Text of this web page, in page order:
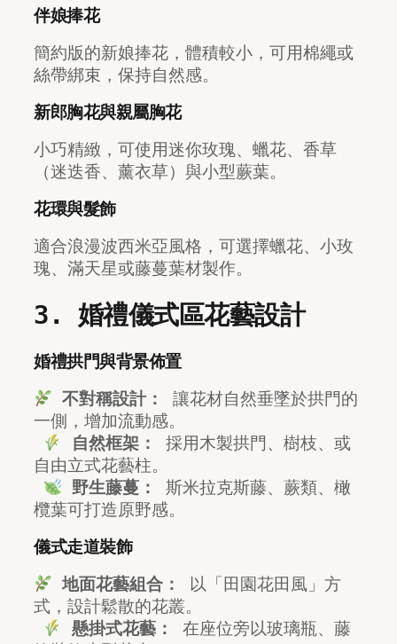
伴娘捧花
簡約版的新娘捧花，體積較小，可用棉繩或
絲帶綁束，保持自然感。
新郎胸花與親屬胸花
小巧精緻，可使用迷你玫瑰、蠟花、香草
（迷迭香、薰衣草）與小型蕨葉。
花環與髮飾
適合浪漫波西米亞風格，可選擇蠟花、小玫
瑰、滿天星或藤蔓葉材製作。
3. 婚禮儀式區花藝設計
婚禮拱門與背景佈置
不對稱設計：
讓花材自然垂墜於拱門的
一側，增加流動感。
自然框架：
採用木製拱門、樹枝、或
自由立式花藝柱。
野生藤蔓：
斯米拉克斯藤、蕨類、橄
欖葉可打造原野感。
儀式走道裝飾
地面花藝組合：
以「田園花田風」方
式，設計鬆散的花叢。
懸掛式花藝：
在座位旁以玻璃瓶、藤